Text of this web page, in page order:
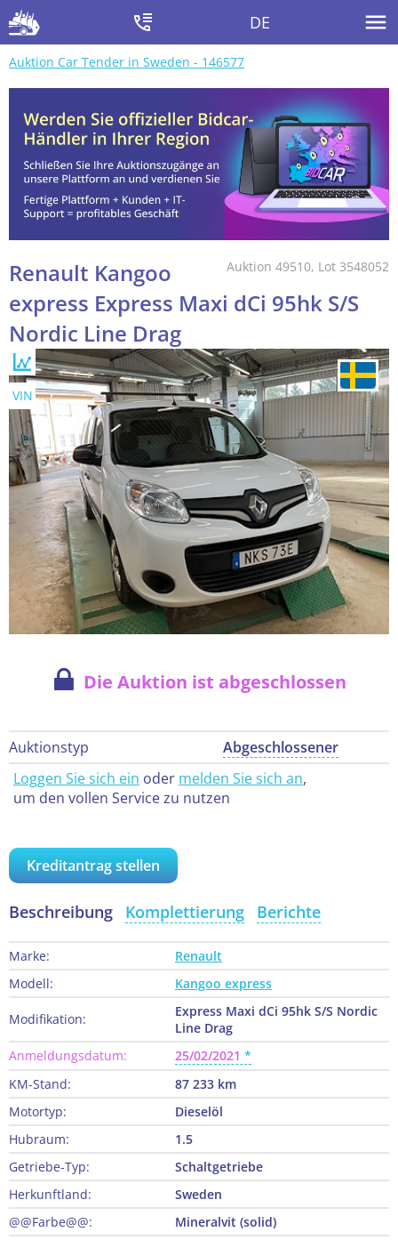
DE
Auktion Car Tender in Sweden - 146577
Auktion 49510, Lot 3548052
Renault Kangoo
express Express Maxi dCi 95hk S/S
Nordic Line Drag
VIN
Die Auktion ist abgeschlossen
Auktionstyp
Abgeschlossener
Loggen Sie sich ein oder melden Sie sich an,
um den vollen Service zu nutzen
Kreditantrag stellen
Beschreibung Komplettierung Berichte
Marke:
Renault
Modell:
Kangoo express
Modifikation:
Express Maxi dCi 95hk S/S Nordic
Line Drag
Anmeldungsdatum:
25/02/2021
KM-Stand:
87 233 km
Motortyp:
Dieselöl
Hubraum:
1.5
Getriebe-Typ:
Schaltgetriebe
Herkunftland:
Sweden
@@Farbe@@:
Mineralvit (solid)